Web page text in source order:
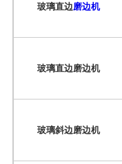
玻璃直边磨边机
玻璃直边磨边机
玻璃斜边磨边机